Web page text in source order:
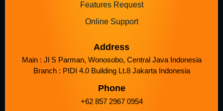
Features Request
Online Support
Address
Main : Jl S Parman, Wonosobo, Central Java Indonesia
Branch : PIDI 4.0 Building Lt.8 Jakarta Indonesia
Phone
+62 857 2967 0954